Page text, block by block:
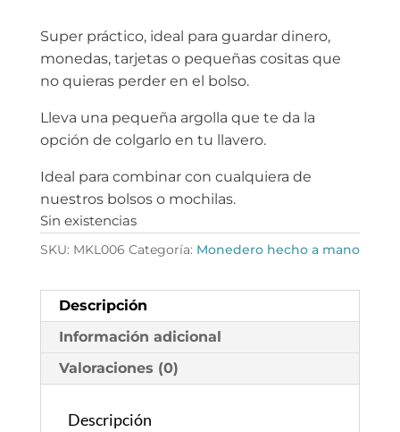
Super práctico, ideal para guardar dinero,
monedas, tarjetas o pequeñas cositas que
no quieras perder en el bolso.
Lleva una pequeña argolla que te da la
opción de colgarlo en tu llavero.
Ideal para combinar con cualquiera de
nuestros bolsos o mochilas.
Sin existencias
SKU: MKL006 Categoría: Monedero hecho a mano
Descripción
Información adicional
Valoraciones (0)
Descripción